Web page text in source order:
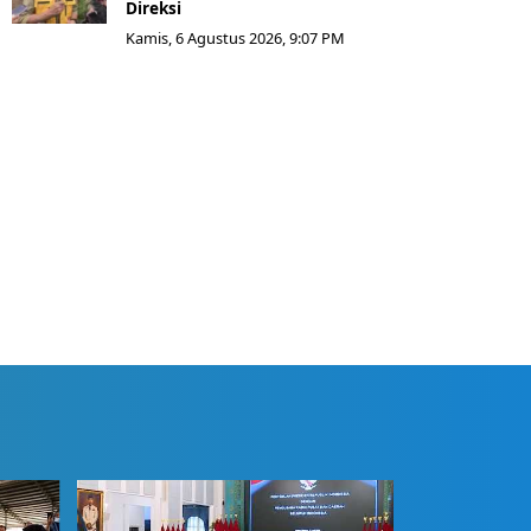
Direksi
Kamis, 6 Agustus 2026, 9:07 PM